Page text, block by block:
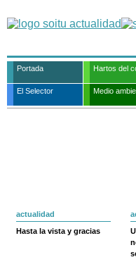
Portada Hartos del
El Selector Medio
actualidad
Hasta la vista y gracias